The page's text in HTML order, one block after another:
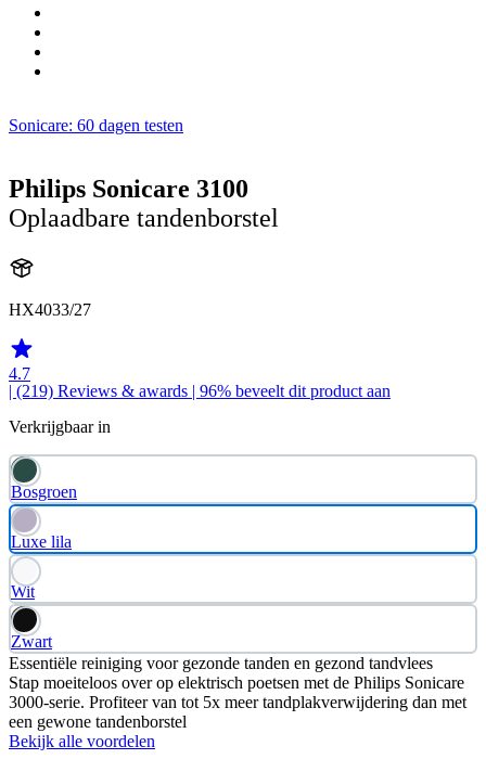
Sonicare: 60 dagen testen
Philips Sonicare 3100
Oplaadbare tandenborstel
HX4033/27
4.7
| (219) Reviews & awards | 96% beveelt dit product aan
Verkrijgbaar in
Bosgroen
Luxe lila
Wit
Zwart
Essentiële reiniging voor gezonde tanden en gezond tandvlees
Stap moeiteloos over op elektrisch poetsen met de Philips Sonicare
3000-serie. Profiteer van tot 5x meer tandplakverwijdering dan met
een gewone tandenborstel
Bekijk alle voordelen